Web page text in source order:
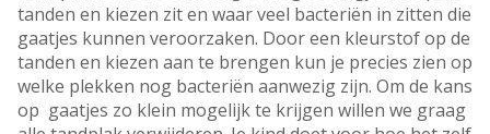
tanden en kiezen zit en waar veel bacteriën in zitten die
gaatjes kunnen veroorzaken. Door een kleurstof op de
tanden en kiezen aan te brengen kun je precies zien op
welke plekken nog bacteriën aanwezig zijn. Om de kans
op gaatjes zo klein mogelijk te krijgen willen we graag